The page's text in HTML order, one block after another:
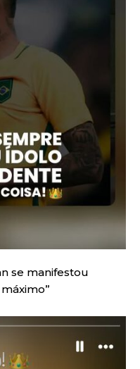
se manifestou